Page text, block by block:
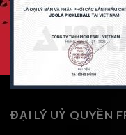
ĐẠI LÝ UỶ QUYỀN